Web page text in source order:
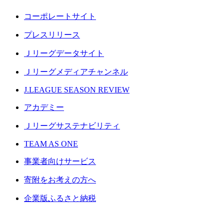
コーポレートサイト
プレスリリース
Ｊリーグデータサイト
Ｊリーグメディアチャンネル
J.LEAGUE SEASON REVIEW
アカデミー
Ｊリーグサステナビリティ
TEAM AS ONE
事業者向けサービス
寄附をお考えの方へ
企業版ふるさと納税